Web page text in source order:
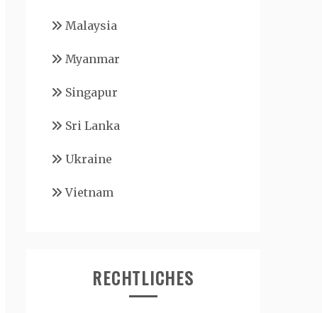
Malaysia
Myanmar
Singapur
Sri Lanka
Ukraine
Vietnam
RECHTLICHES